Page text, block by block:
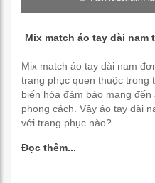
Mix match áo tay dài
Mix match áo tay dài nam
trang phục quen thuộc trong
biến hóa đảm bảo mang
phong cách. Vậy áo tay dài
với trang phục nào?
Đọc thêm...